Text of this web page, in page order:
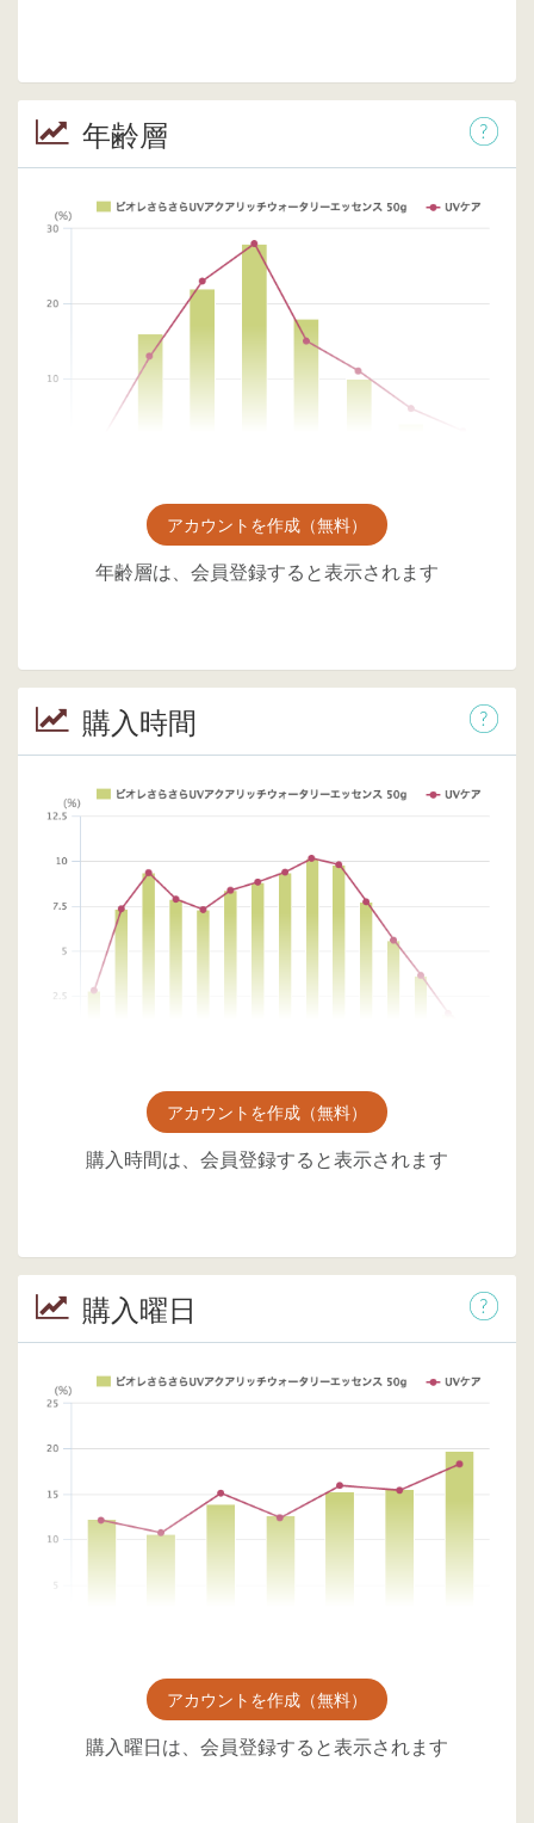
年齢層
アカウントを作成（無料）
年齢層は、会員登録すると表示されます
購入時間
アカウントを作成（無料）
購入時間は、会員登録すると表示されます
購入曜日
アカウントを作成（無料）
購入曜日は、会員登録すると表示されます